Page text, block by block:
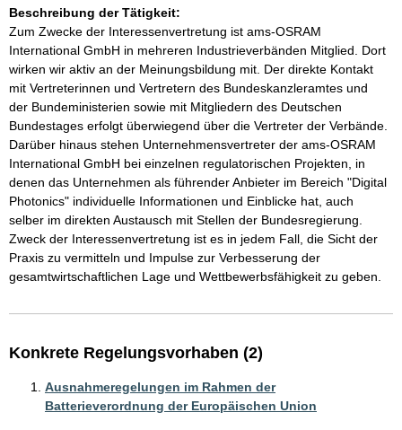
Beschreibung der Tätigkeit:
Zum Zwecke der Interessenvertretung ist ams-OSRAM
International GmbH in mehreren Industrieverbänden Mitglied. Dort
wirken wir aktiv an der Meinungsbildung mit. Der direkte Kontakt
mit Vertreterinnen und Vertretern des Bundeskanzleramtes und
der Bundeministerien sowie mit Mitgliedern des Deutschen
Bundestages erfolgt überwiegend über die Vertreter der Verbände.
Darüber hinaus stehen Unternehmensvertreter der ams-OSRAM
International GmbH bei einzelnen regulatorischen Projekten, in
denen das Unternehmen als führender Anbieter im Bereich "Digital
Photonics" individuelle Informationen und Einblicke hat, auch
selber im direkten Austausch mit Stellen der Bundesregierung.
Zweck der Interessenvertretung ist es in jedem Fall, die Sicht der
Praxis zu vermitteln und Impulse zur Verbesserung der
gesamtwirtschaftlichen Lage und Wettbewerbsfähigkeit zu geben.
Konkrete Regelungsvorhaben (2)
Ausnahmeregelungen im Rahmen der
Batterieverordnung der Europäischen Union